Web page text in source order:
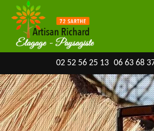
02 52 56 25 13 06 63 68